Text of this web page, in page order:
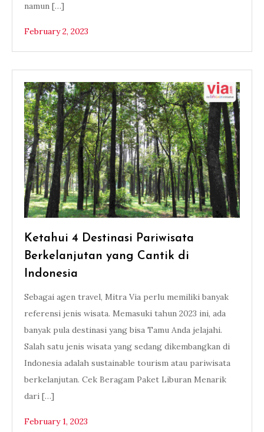
namun […]
February 2, 2023
Ketahui 4 Destinasi Pariwisata
Berkelanjutan yang Cantik di
Indonesia
Sebagai agen travel, Mitra Via perlu memiliki banyak
referensi jenis wisata. Memasuki tahun 2023 ini, ada
banyak pula destinasi yang bisa Tamu Anda jelajahi.
Salah satu jenis wisata yang sedang dikembangkan di
Indonesia adalah sustainable tourism atau pariwisata
berkelanjutan. Cek Beragam Paket Liburan Menarik
dari […]
February 1, 2023